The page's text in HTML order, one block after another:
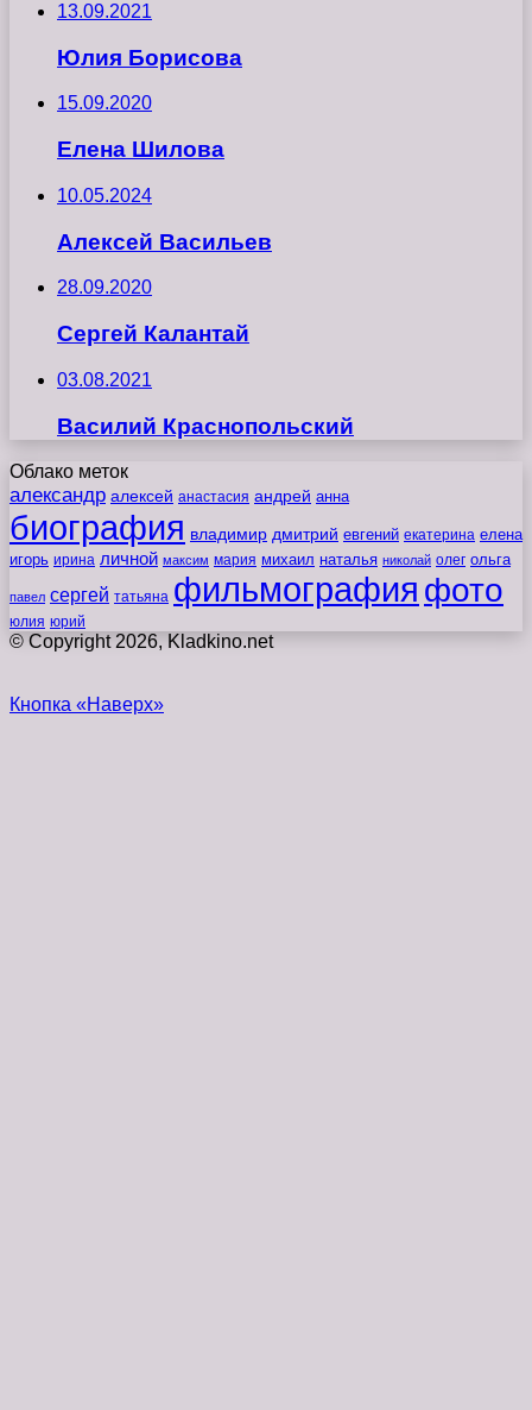
13.09.2021
Юлия Борисова
15.09.2020
Елена Шилова
10.05.2024
Алексей Васильев
28.09.2020
Сергей Калантай
03.08.2021
Василий Краснопольский
Облако меток
александр алексей анастасия андрей анна
биография владимир дмитрий евгений екатерина елена
игорь ирина личной максим мария михаил наталья николай олег ольга
павел сергей татьяна фильмография фото
юлия юрий
© Copyright 2026, Kladkino.net
Кнопка «Наверх»